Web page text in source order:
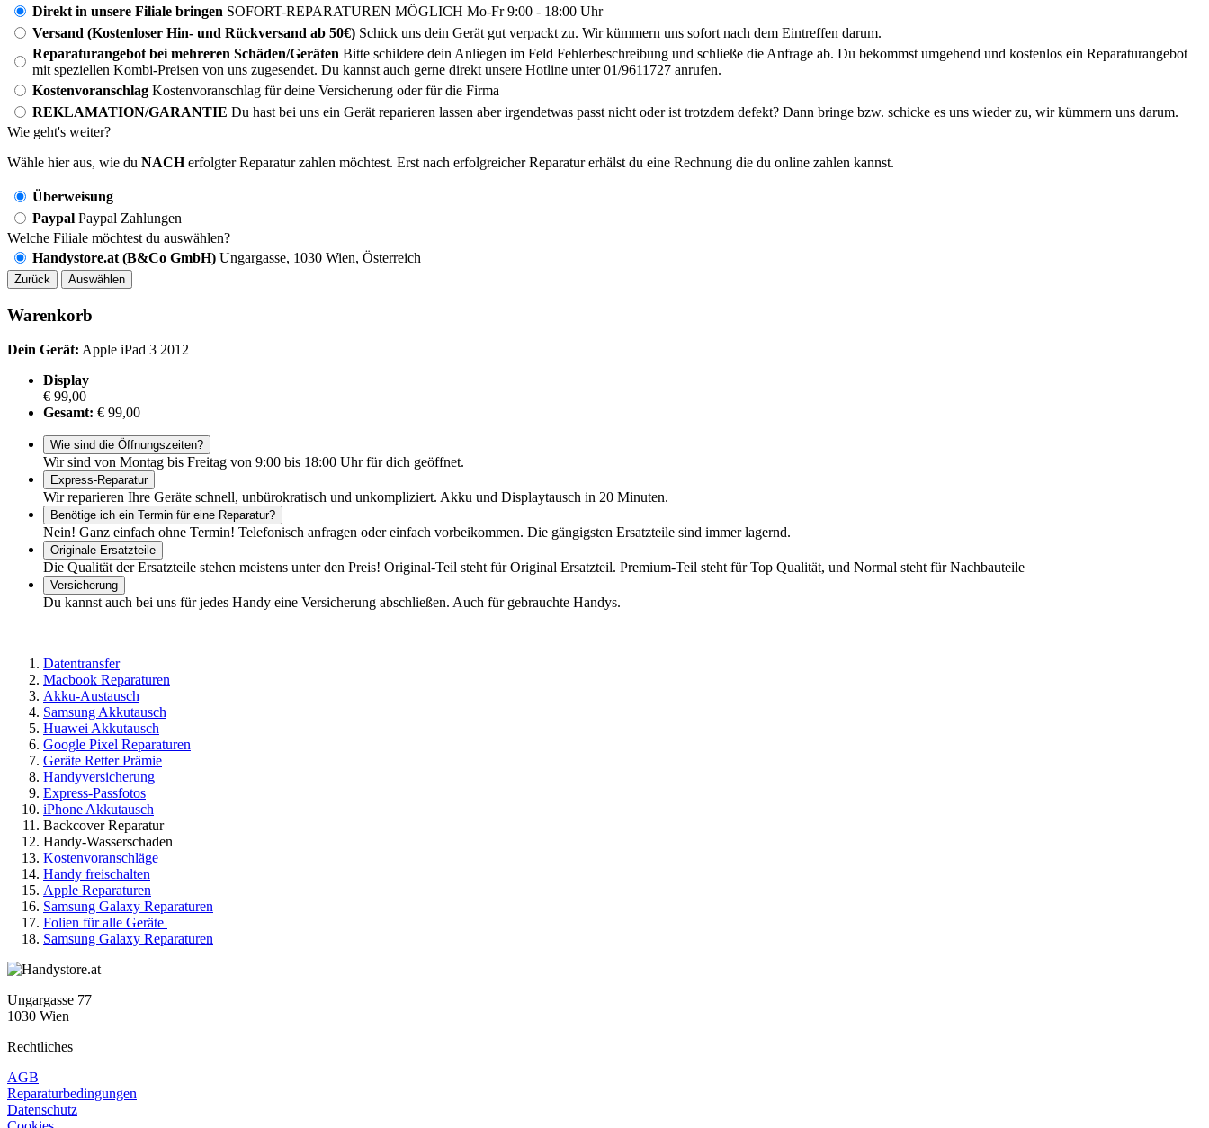
Direkt in unsere Filiale bringen SOFORT-REPARATUREN MÖGLICH Mo-Fr 9:00 - 18:00 Uhr
Versand (Kostenloser Hin- und Rückversand ab 50€) Schick uns dein Gerät gut verpackt zu. Wir kümmern uns sofort nach dem Eintreffen darum.
Reparaturangebot bei mehreren Schäden/Geräten Bitte schildere dein Anliegen im Feld Fehlerbeschreibung und schließe die Anfrage ab. Du bekommst umgehend und kostenlos ein Reparaturangebot
mit speziellen Kombi-Preisen von uns zugesendet. Du kannst auch gerne direkt unsere Hotline unter 01/9611727 anrufen.
Kostenvoranschlag Kostenvoranschlag für deine Versicherung oder für die Firma
REKLAMATION/GARANTIE Du hast bei uns ein Gerät reparieren lassen aber irgendetwas passt nicht oder ist trotzdem defekt? Dann bringe bzw. schicke es uns wieder zu, wir kümmern uns darum.
Wie geht's weiter?
Wähle hier aus, wie du NACHerfolgter Reparatur zahlen möchtest. Erst nach erfolgreicher Reparatur erhälst du eine Rechnung die du online zahlen kannst.
Überweisung
Paypal Paypal Zahlungen
Welche Filiale möchtest du auswählen?
Handystore.at (B&Co GmbH) Ungargasse, 1030 Wien, Österreich
Zurück Auswählen
Warenkorb
Dein Gerät: Apple iPad 3 2012
Display
€ 99,00
Gesamt: € 99,00
Wie sind die Öffnungszeiten?
Wir sind von Montag bis Freitag von 9:00 bis 18:00 Uhr für dich geöffnet.
Express-Reparatur
Wir reparieren Ihre Geräte schnell, unbürokratisch und unkompliziert. Akku und Displaytausch in 20 Minuten.
Benötige ich ein Termin für eine Reparatur?
Nein! Ganz einfach ohne Termin! Telefonisch anfragen oder einfach vorbeikommen. Die gängigsten Ersatzteile sind immer lagernd.
Originale Ersatzteile
Die Qualität der Ersatzteile stehen meistens unter den Preis! Original-Teil steht für Original Ersatzteil. Premium-Teil steht für Top Qualität, und Normal steht für Nachbauteile
Versicherung
Du kannst auch bei uns für jedes Handy eine Versicherung abschließen. Auch für gebrauchte Handys.
Datentransfer
Macbook Reparaturen
Akku-Austausch
Samsung Akkutausch
Huawei Akkutausch
Google Pixel Reparaturen
Geräte Retter Prämie
Handyversicherung
Express-Passfotos
iPhone Akkutausch
Backcover Reparatur
Handy-Wasserschaden
Kostenvoranschläge
Handy freischalten
Apple Reparaturen
Samsung Galaxy Reparaturen
Folien für alle Geräte
Samsung Galaxy Reparaturen
Ungargasse 77
1030 Wien
Rechtliches
AGB
Reparaturbedingungen
Datenschutz